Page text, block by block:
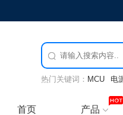

热门关键词： MCU 电
首页 产品 